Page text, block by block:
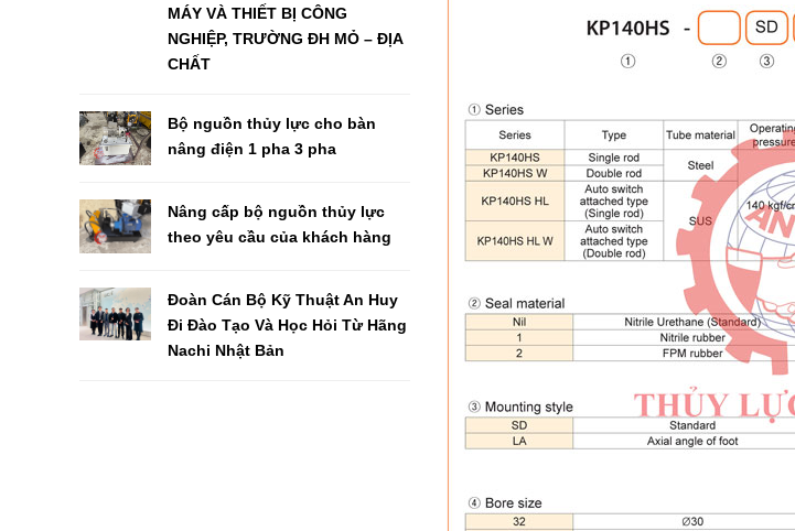
MÁY VÀ THIẾT BỊ CÔNG
NGHIỆP, TRƯỜNG ĐH MỎ – ĐỊA
CHẤT
Bộ nguồn thủy lực cho bàn
nâng điện 1 pha 3 pha
Nâng cấp bộ nguồn thủy lực
theo yêu cầu của khách hàng
Đoàn Cán Bộ Kỹ Thuật An Huy
Đi Đào Tạo Và Học Hỏi Từ Hãng
Nachi Nhật Bản